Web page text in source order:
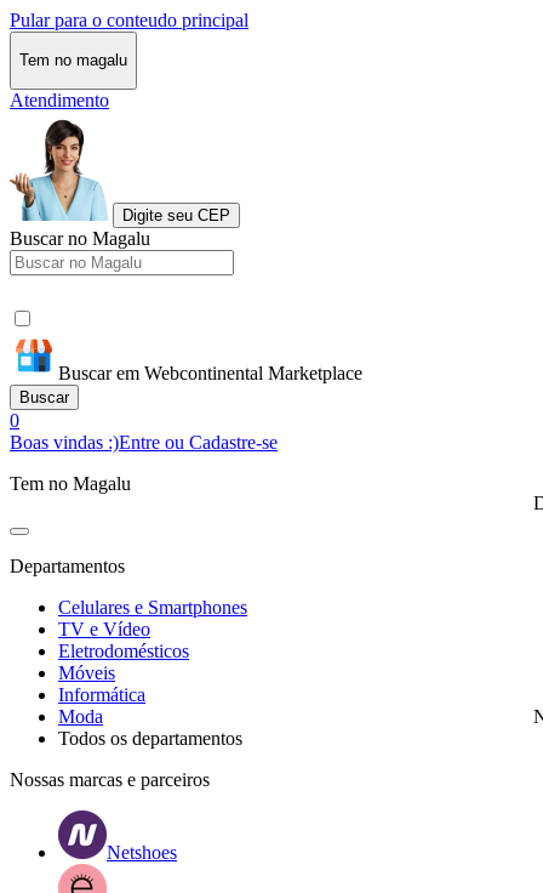
Pular para o conteudo principal
Tem no magalu
Atendimento
Digite seu CEP
Buscar no Magalu
Buscar em Webcontinental Marketplace
Buscar
0
Boas vindas :)Entre ou Cadastre-se
Tem no Magalu
Departamentos
Celulares e Smartphones
TV e Vídeo
Eletrodomésticos
Móveis
Informática
Moda
Todos os departamentos
Nossas marcas e parceiros
Netshoes